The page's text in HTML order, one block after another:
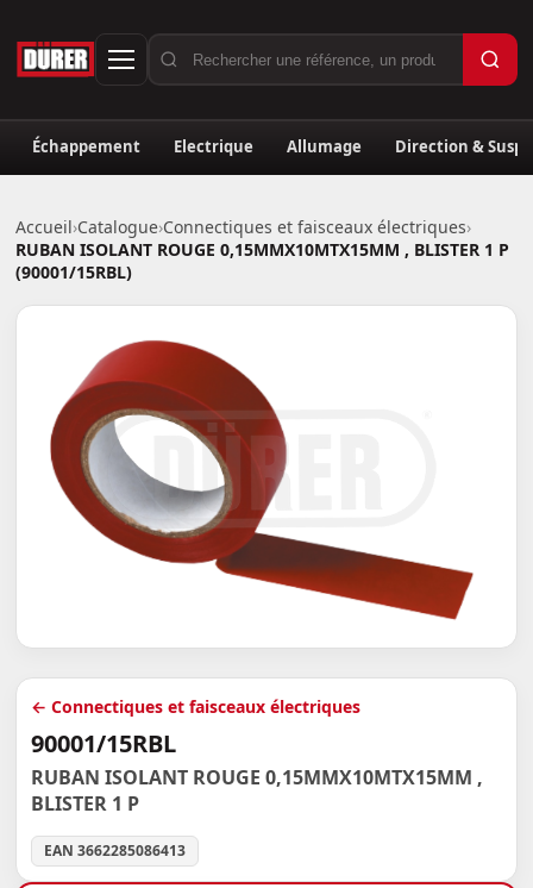
Échappement Electrique Allumage Direction &
Accueil›Catalogue›Connectiques et faisceaux électriques›
RUBAN ISOLANT ROUGE 0,15MMX10MTX15MM , BLISTER 1 P
(90001/15RBL)
← Connectiques et faisceaux électriques
90001/15RBL
RUBAN ISOLANT ROUGE 0,15MMX10MTX15MM ,
BLISTER 1 P
EAN 3662285086413